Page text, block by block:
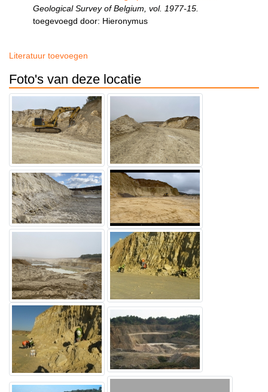
Geological Survey of Belgium, vol. 1977-15.
toegevoegd door: Hieronymus
Literatuur toevoegen
Foto's van deze locatie